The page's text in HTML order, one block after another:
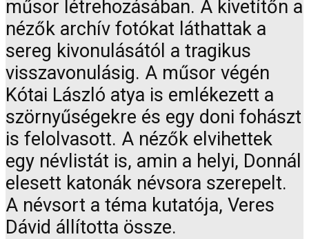
műsor létrehozásában. A kivetítőn a
nézők archív fotókat láthattak a
sereg kivonulásától a tragikus
visszavonulásig. A műsor végén
Kótai László atya is emlékezett a
szörnyűségekre és egy doni fohászt
is felolvasott. A nézők elvihettek
egy névlistát is, amin a helyi, Donnál
elesett katonák névsora szerepelt.
A névsort a téma kutatója, Veres
Dávid állította össze.